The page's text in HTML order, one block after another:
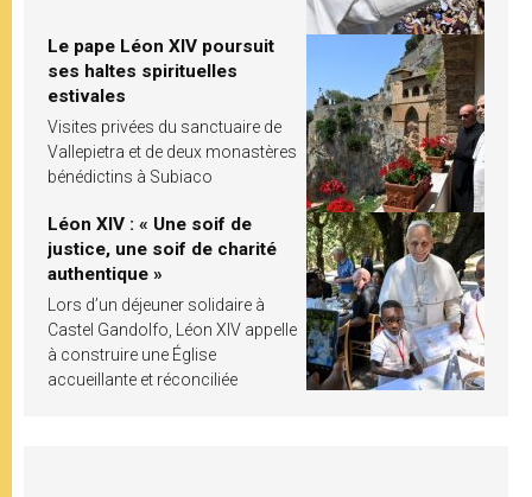
Le pape Léon XIV poursuit
ses haltes spirituelles
estivales
Visites privées du sanctuaire de
Vallepietra et de deux monastères
bénédictins à Subiaco
Léon XIV : « Une soif de
justice, une soif de charité
authentique »
Lors d’un déjeuner solidaire à
Castel Gandolfo, Léon XIV appelle
à construire une Église
accueillante et réconciliée